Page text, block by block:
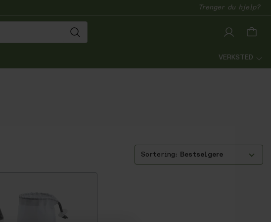
Trenger du hjelp?
VERKSTED
Bestselgere